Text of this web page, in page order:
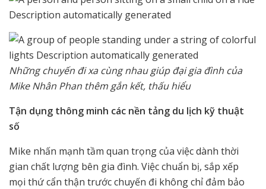
Những chuyến đi xa cùng nhau giúp đại gia đình của
Mike Nhân Phan thêm gắn kết, thấu hiểu
Tận dụng thông minh các nền tảng du lịch kỹ thuật
số
Mike nhấn mạnh tầm quan trọng của việc dành thời
gian chất lượng bên gia đình. Việc chuẩn bị, sắp xếp
mọi thứ cẩn thận trước chuyến đi không chỉ đảm bảo